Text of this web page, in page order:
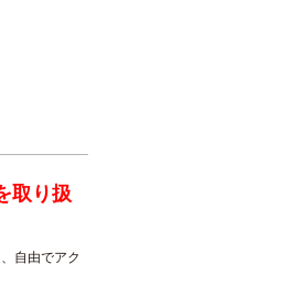
取り扱
自由でアク